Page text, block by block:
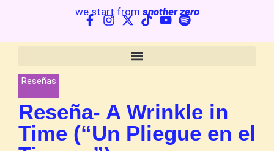
we start from another zero
Reseñas
Reseña- A Wrinkle in
Time (“Un Pliegue en el